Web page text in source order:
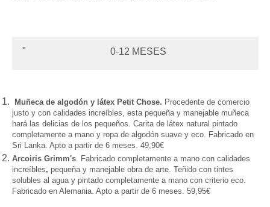
0-12 MESES
Muñeca de algodón y látex Petit Chose. Procedente de comercio
justo y con calidades increíbles, esta pequeña y manejable muñeca
hará las delicias de los pequeños. Carita de látex natural pintado
completamente a mano y ropa de algodón suave y eco. Fabricado en
Sri Lanka. Apto a partir de 6 meses. 49,90€
Arcoiris Grimm's. Fabricado completamente a mano con calidades
increíbles, pequeña y manejable obra de arte. Teñido con tintes
solubles al agua y pintado completamente a mano con criterio eco.
Fabricado en Alemania. Apto a partir de 6 meses. 59,95€